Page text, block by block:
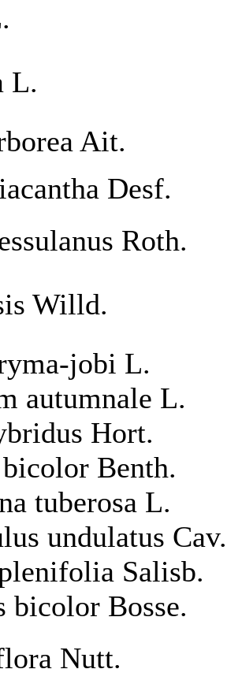
L.
Ait.
Desf.
Roth.
Willd.
jobi L.
autumnale L.
Hort.
Benth.
tuberosa L.
undulatus Cav.
Salisb.
bicolor Bosse.
Nutt.